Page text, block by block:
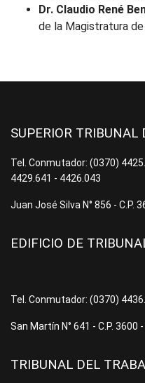
Dr. Claudio René
de la Magistratura
SUPERIOR TRIBUNAL
Tel. Conmutador: (0370)
4429.641 - 4426.043
Juan José Silva N° 856 - C.P.
EDIFICIO DE
Tel. Conmutador: (0370)
San Martín N° 641 - C.P. 3600
TRIBUNAL DEL